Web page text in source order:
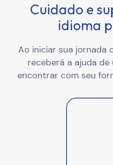
Cuidado e
idioma
Ao iniciar sua jornada
receberá a ajuda
encontrar com seu